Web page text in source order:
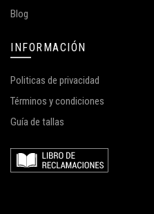
Blog
INFORMACIÓN
Politicas de privacidad
Términos y condiciones
Guía de tallas